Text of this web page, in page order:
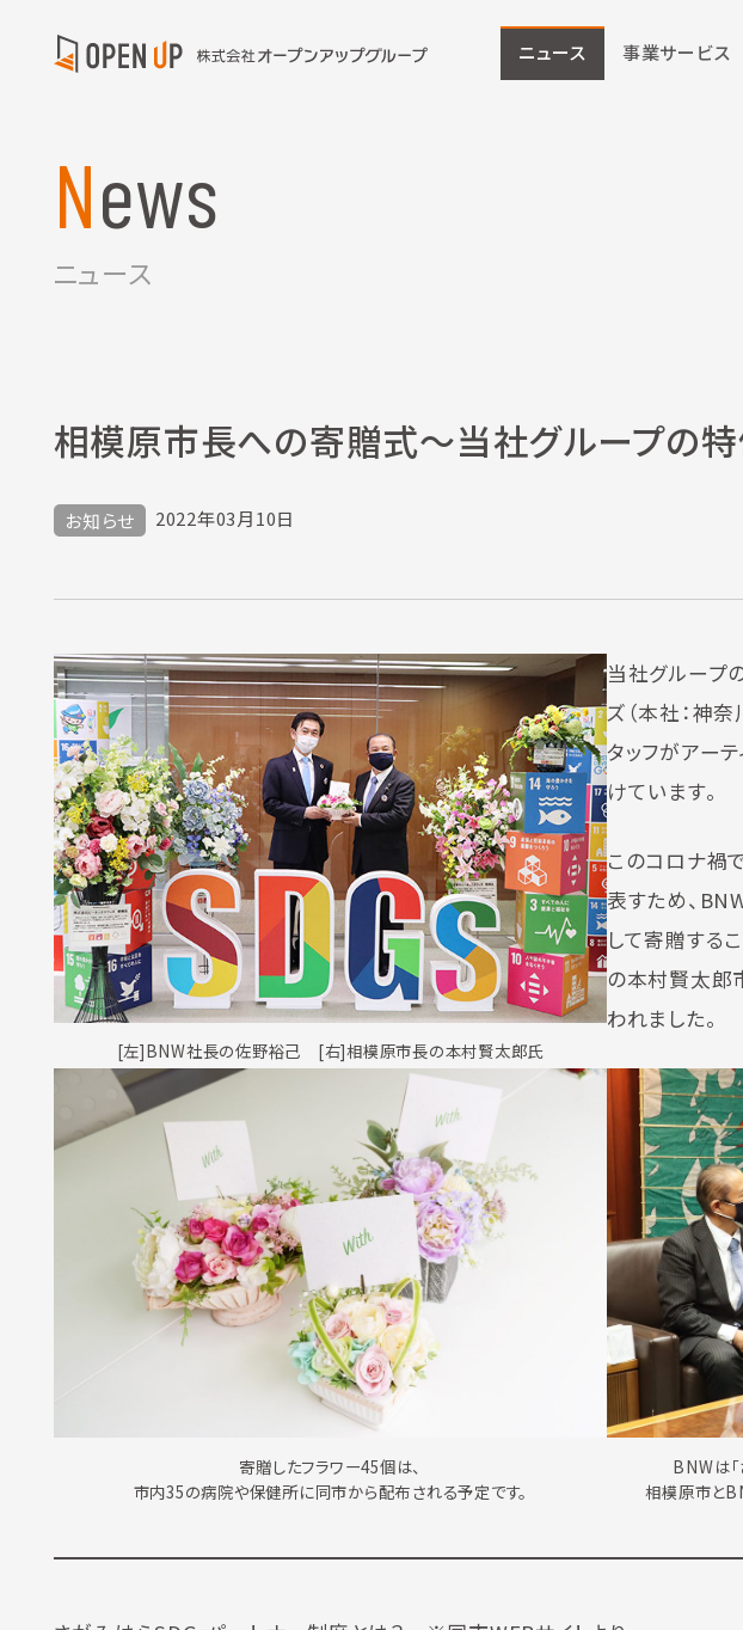
ニュース 事業サービス
News
ニュース
相模原市長への寄贈式～当社グループの
お知らせ 2022年03月10日
[左]BNW社長の佐野裕己 [右]相模原市長の本村賢太郎氏
当社グループ
ズ（本社：神
タッフがアー
けています。
このコロナ禍
表すため、
して寄贈する
の本村賢太郎
われました。
寄贈したフラワー45個は、
市内35の病院や保健所に同市から配布される予定です。
BNWは
相模原市と